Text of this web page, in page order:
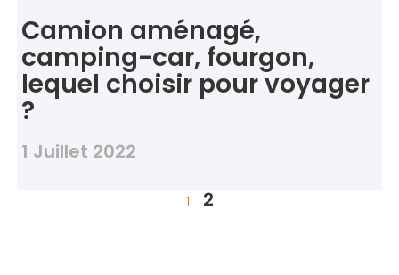
Camion aménagé,
camping-car, fourgon,
lequel choisir pour voyager
?
1 Juillet 2022
1 2